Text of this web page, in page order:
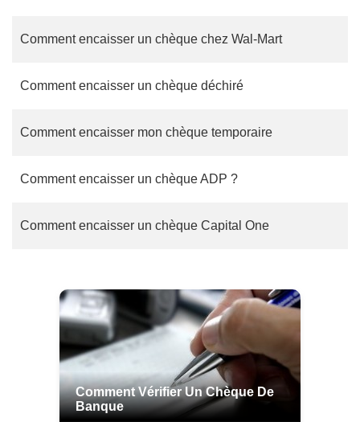
Comment encaisser un chèque chez Wal-Mart
Comment encaisser un chèque déchiré
Comment encaisser mon chèque temporaire
Comment encaisser un chèque ADP ?
Comment encaisser un chèque Capital One
Comment Vérifier Un Chèque De
Banque